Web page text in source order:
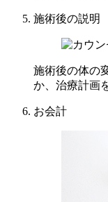
施術後の説明
施術後の体の
か、治療計画
お会計